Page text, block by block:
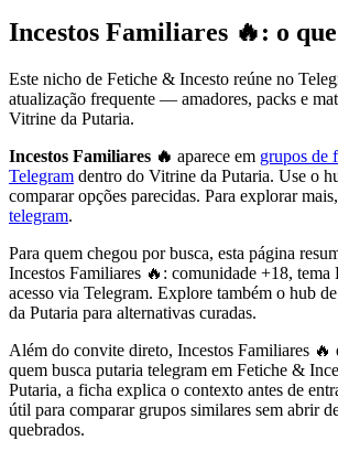
Incestos Familiares 🔥: o
Este nicho de Fetiche & Incesto reúne no
atualização frequente — amadores, packs e
Vitrine da Putaria.
Incestos Familiares 🔥 aparece em grupos de
Telegram dentro do Vitrine da Putaria. Use o
comparar opções parecidas. Para explorar
telegram.
Para quem chegou por busca, esta página
Incestos Familiares 🔥: comunidade +18, tema
acesso via Telegram. Explore também o hub
da Putaria para alternativas curadas.
Além do convite direto, Incestos Familiares 🔥
quem busca putaria telegram em Fetiche &
Putaria, a ficha explica o contexto antes de
útil para comparar grupos similares sem abrir
quebrados.